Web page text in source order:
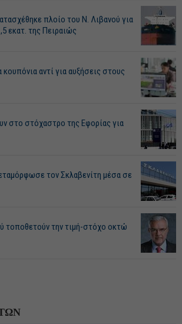
πλοίο του Ν. Λιβανού για
εκατ. της Πειραιώς
αντί για αυξήσεις στους
στο στόχαστρο της Εφορίας για
τον Σκλαβενίτη μέσα σε
τοποθετούν την τιμή-στόχο οκτώ